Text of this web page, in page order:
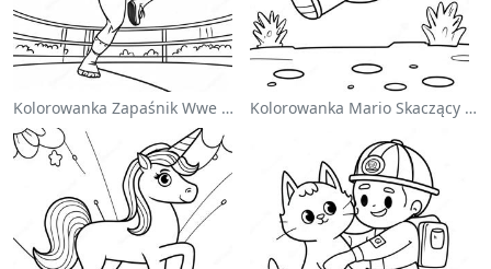
Kolorowanka Zapaśnik Wwe Skaczący Na Przeciwnika Kolorowanka Mario Skaczący Nad Goombami